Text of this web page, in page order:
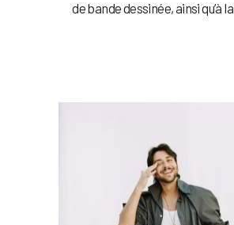
de bande dessinée, ainsi qu’à la